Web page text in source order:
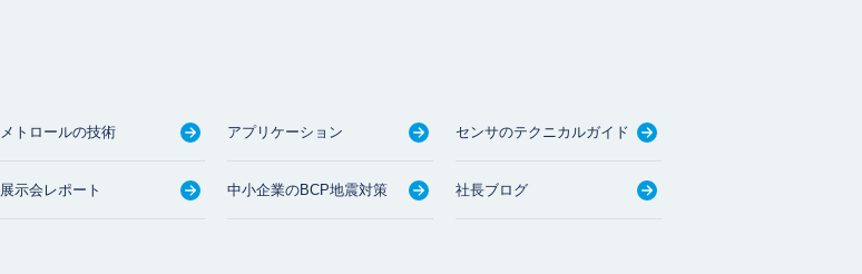
メトロールの技術 アプリケーション センサのテクニカルガイド
展示会レポート 中小企業のBCP地震対策 社長ブログ